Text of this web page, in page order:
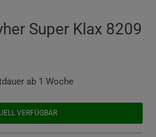
Super Klax 8209
ab 1 Woche
VERFÜGBAR